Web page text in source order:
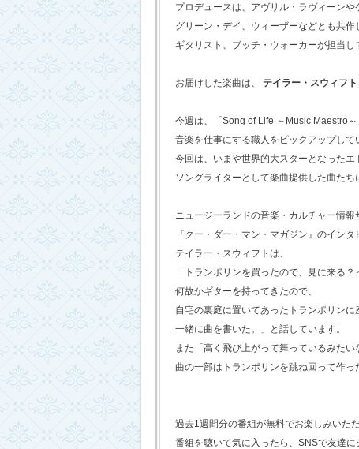
プロデュースは、アヴリル・ラヴィーンや
グリーン・デイ、ウィーザーなどとも共
ギタリスト、ブッチ・ウォーカーが担当し
お届けした楽曲は、 テイラー・スウィフト
今週は、「Song of Life ～Music Maestro～
音楽を仕事にする職人をピックアップして
今回は、いまや世界的大スターとなったエ
ソングライターとして楽曲提供した曲たち
ニュージーランドの音楽・カルチャー情報
『クー・ダー・マン・マガジン』のインタ
テイラー・スウィフトは、
「トランポリンを買ったので、見に来る？
何故かギターを持ってきたので、
自宅の裏庭に置いてあったトランポリンに
一緒に曲を書いた。」と話しています。
また「高く飛び上がって舞っているみたい
曲の一部はトランポリンを跳ね回って作っ
過去1週間分の番組が無料でお楽しみいた
番組を聴いて気に入ったら、SNSで友達に